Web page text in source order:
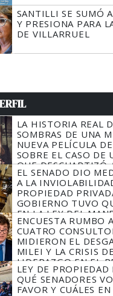
SANTILLI SE SUMÓ
Y PRESIONA PARA
DE VILLARRUEL
LA HISTORIA REAL
SOMBRAS DE UNA
NUEVA PELÍCULA
SOBRE EL CASO DE
QUE DESCUARTIZÓ
MARIDO
EL SENADO DIO
A LA
PROPIEDAD
GOBIERNO TUVO
EN LA LEY DEL
FUEGO
ENCUESTA RUMBO
CUATRO
MIDIERON EL
MILEI Y LA CRISIS DE
LIDERAZGO EN EL
LEY DE PROPIEDAD
QUÉ SENADORES
FAVOR Y CUÁLES